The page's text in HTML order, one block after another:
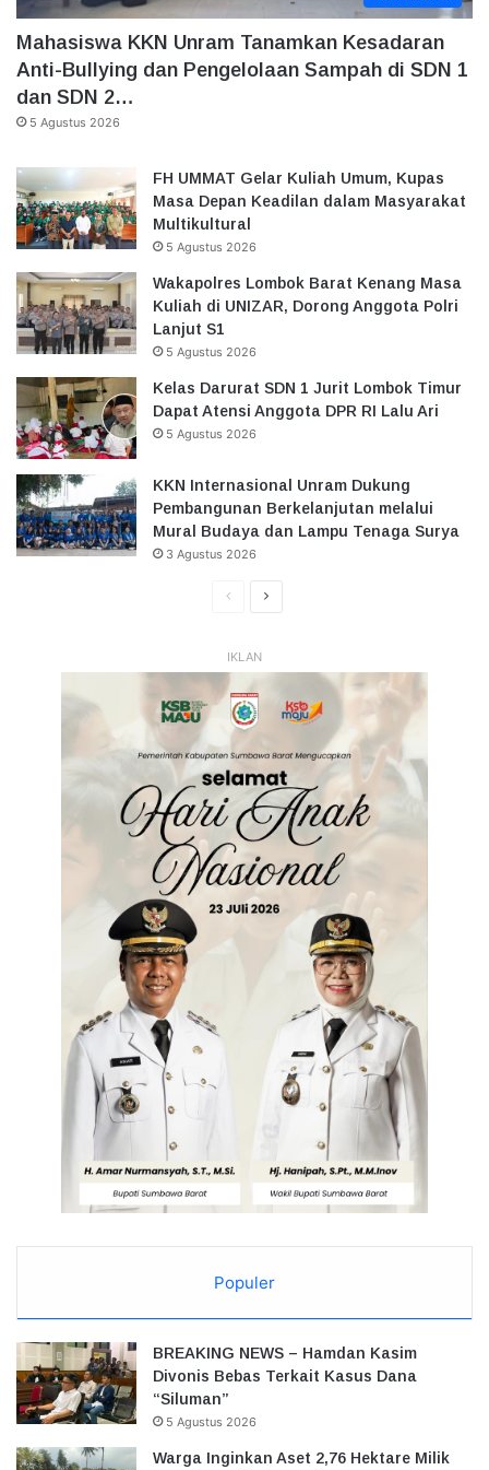
Mahasiswa KKN Unram Tanamkan Kesadaran
Anti-Bullying dan Pengelolaan Sampah di SDN 1
dan SDN 2…
5 Agustus 2026
FH UMMAT Gelar Kuliah Umum, Kupas
Masa Depan Keadilan dalam Masyarakat
Multikultural
5 Agustus 2026
Wakapolres Lombok Barat Kenang Masa
Kuliah di UNIZAR, Dorong Anggota Polri
Lanjut S1
5 Agustus 2026
Kelas Darurat SDN 1 Jurit Lombok Timur
Dapat Atensi Anggota DPR RI Lalu Ari
5 Agustus 2026
KKN Internasional Unram Dukung
Pembangunan Berkelanjutan melalui
Mural Budaya dan Lampu Tenaga Surya
3 Agustus 2026
HalamanHalaman
IKLAN
Populer
BREAKING NEWS – Hamdan Kasim
Divonis Bebas Terkait Kasus Dana
“Siluman”
5 Agustus 2026
Warga Inginkan Aset 2,76 Hektare Milik